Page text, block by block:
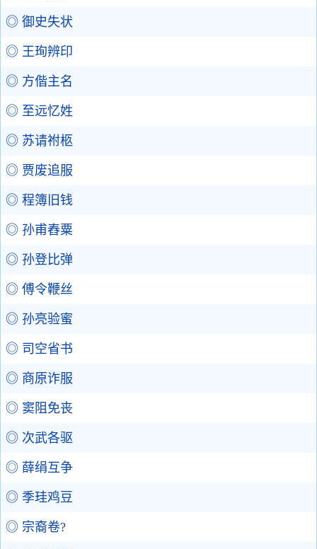
◎ 御史失状
◎ 王珣辨印
◎ 方偕主名
◎ 至远忆姓
◎ 苏请祔柩
◎ 贾废追服
◎ 程簿旧钱
◎ 孙甫舂粟
◎ 孙登比弹
◎ 傅令鞭丝
◎ 孙亮验蜜
◎ 司空省书
◎ 商原诈服
◎ 窦阻免丧
◎ 次武各驱
◎ 薛绢互争
◎ 季珪鸡豆
◎ 宗裔卷?